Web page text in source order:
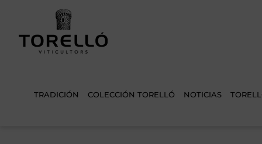
TRADICIÓN COLECCIÓN TORELLÓ NOTICIAS